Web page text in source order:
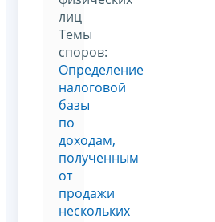
лиц
Темы
споров:
Определение
налоговой
базы
по
доходам,
полученным
от
продажи
нескольких